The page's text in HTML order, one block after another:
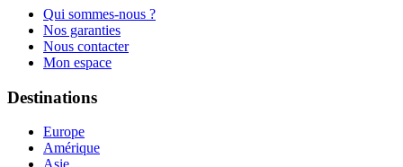
Qui sommes-nous ?
Nos garanties
Nous contacter
Mon espace
Destinations
Europe
Amérique